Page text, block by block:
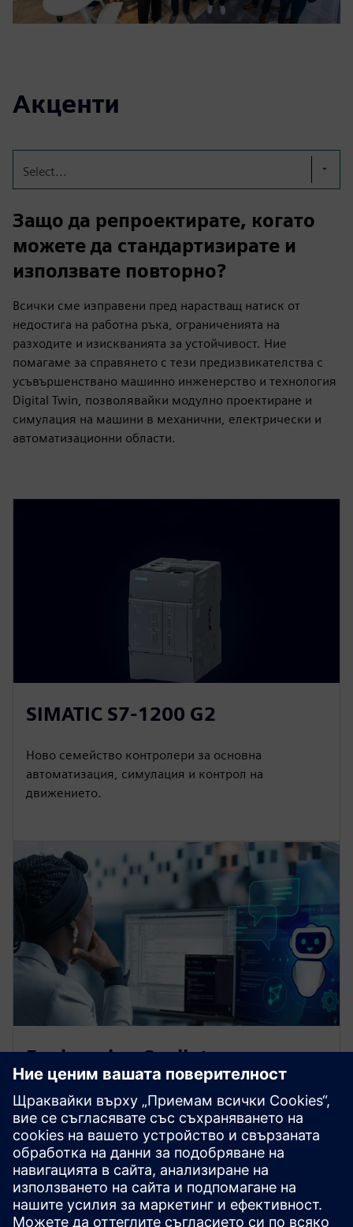
Акценти
Select...
Защо да репроектирате, когато
можете да стандартизирате и
използвате повторно?
Всички сме изправени пред нарастващ натиск от
недостига на работна ръка, ограниченията на
разходите и изискванията за устойчивост. Ние
помагаме за справянето с тези предизвикателства с
усъвършенствано машинно инженерство и технология
Digital Twin, позволявайки модулно проектиране и
симулация на машини в механични, електрически и
автоматизационни области.
SIMATIC S7-1200 G2
Ново семейство контролери за основна
автоматизация, симулация и контрол на
движението.
Engineering Copilot
AI асистент за генериране на код.
Имате ли въпроси или искате повече информация?